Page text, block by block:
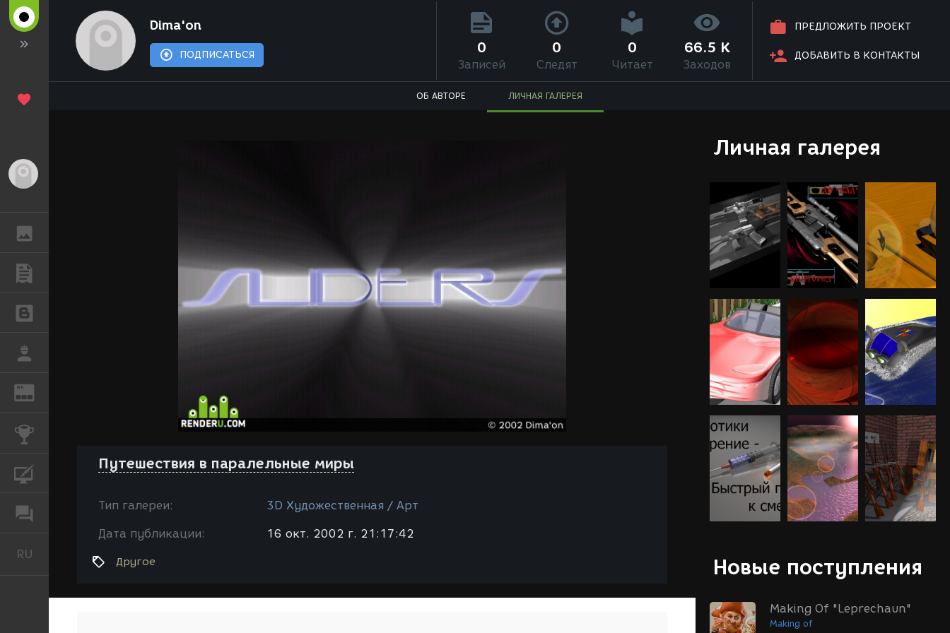
REN
RU
Dima'on
ПОДПИСАТЬСЯ
ПРЕДЛОЖИТЬ ПРОЕКТ
ДОБАВИТЬ В КОНТАКТЫ
0
Записей
0
Следят
0
Читает
66.5 K
Заходов
ОБ АВТОРЕ ЛИЧНАЯ ГАЛЕРЕЯ
Личная галерея
Новые поступления
Making Of "Leprechaun"
Making of
Путешествия в паралельные миры
Тип галереи: 3D Художественная / Арт
Дата публикации: 16 окт. 2002 г. 21:17:42
Другое